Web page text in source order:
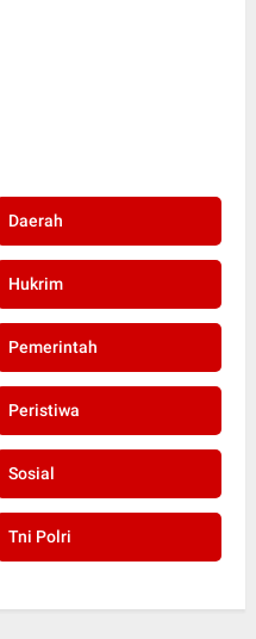
Daerah
Hukrim
Pemerintah
Peristiwa
Sosial
Tni Polri